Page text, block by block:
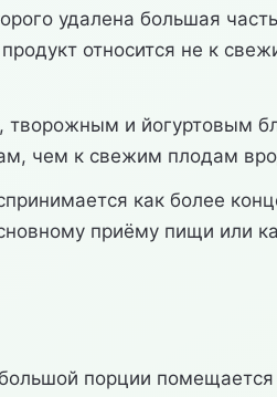
удалена большая
относится не к
и йогуртовым
чем к свежим плодам
как более
приёму пищи или
порции